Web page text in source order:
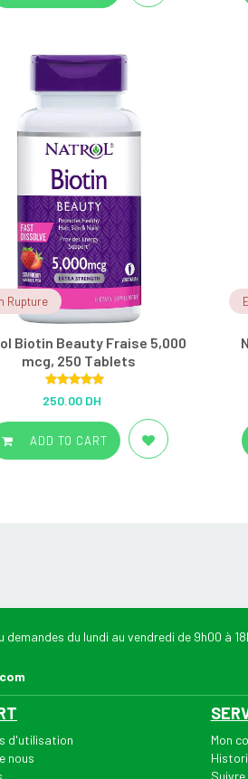
Rupture
Biotin Beauty Fraise 5,000
mcg, 250 Tablets
Rated 5.00
out of 5
250.00 DH
ADD TO CART
du lundi au vendredi de 9h00 à
d'utilisation
nous
Mon